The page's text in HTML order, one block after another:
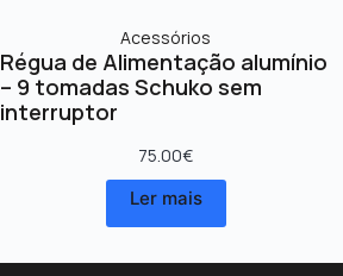
Acessórios
Régua de Alimentação alumínio
– 9 tomadas Schuko sem
interruptor
75.00€
Ler mais